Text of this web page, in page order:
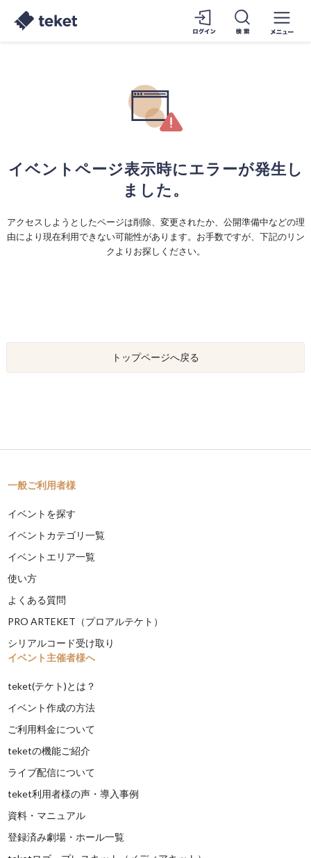
イベントページ表示時にエラーが発生し
ました。
アクセスしようとしたページは削除、変更されたか、公開準備中などの理
由により現在利用できない可能性があります。お手数ですが、下記のリン
クよりお探しください。
トップページへ戻る
一般ご利用者様
イベントを探す
イベントカテゴリ一覧
イベントエリア一覧
使い方
よくある質問
PRO ARTEKET（プロアルテケト）
シリアルコード受け取り
イベント主催者様へ
teket(テケト)とは？
イベント作成の方法
ご利用料金について
teketの機能ご紹介
ライブ配信について
teket利用者様の声・導入事例
資料・マニュアル
登録済み劇場・ホール一覧